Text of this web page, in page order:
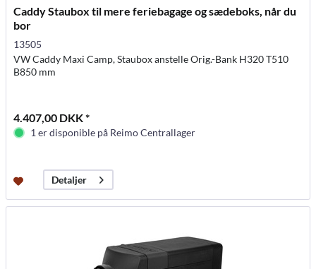
Caddy Staubox til mere feriebagage og sædeboks, når du
bor
13505
VW Caddy Maxi Camp, Staubox anstelle Orig.-Bank H320 T510
B850 mm
4.407,00 DKK *
1 er disponible på Reimo Centrallager
Detaljer